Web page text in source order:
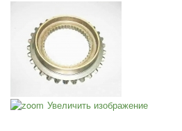
Увеличить изображение